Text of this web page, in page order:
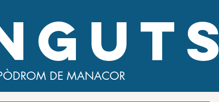
DE MANACOR